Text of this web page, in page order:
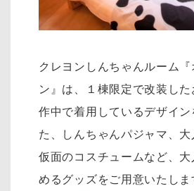
クレヨンしんちゃんルーム
ン』は、１棟限定で改装し
作中で着用しているデザイン
た、
しんちゃんパジャマ、
仮面のコスチュームなど、大
めるグッズをご用意いたしま